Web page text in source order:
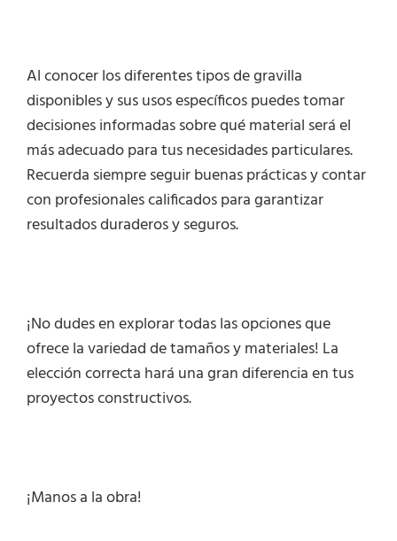
Al conocer los diferentes tipos de gravilla
disponibles y sus usos específicos puedes tomar
decisiones informadas sobre qué material será el
más adecuado para tus necesidades particulares.
Recuerda siempre seguir buenas prácticas y contar
con profesionales calificados para garantizar
resultados duraderos y seguros.
¡No dudes en explorar todas las opciones que
ofrece la variedad de tamaños y materiales! La
elección correcta hará una gran diferencia en tus
proyectos constructivos.
¡Manos a la obra!